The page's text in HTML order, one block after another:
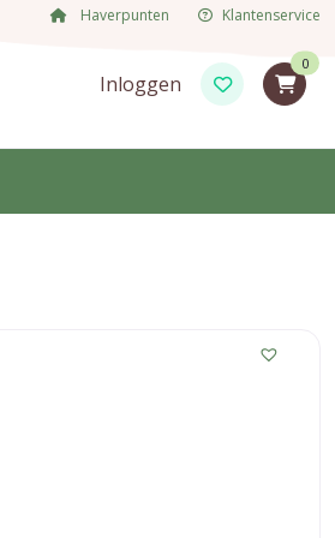
Haverpunten Klantenservice
Inloggen
0